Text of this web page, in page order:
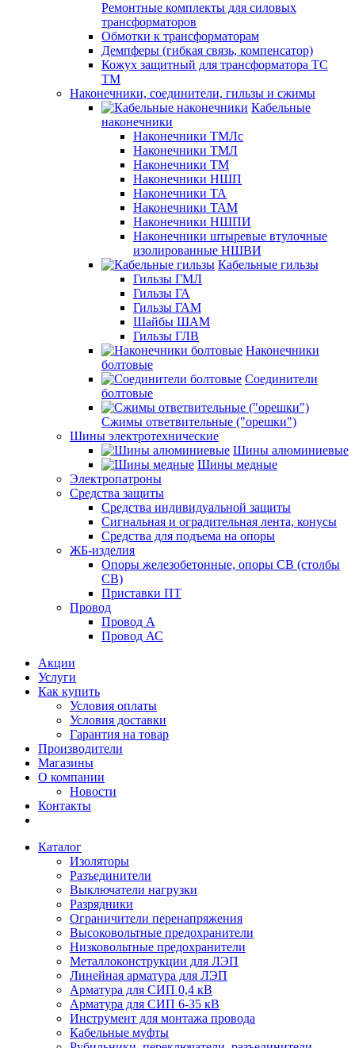
Ремонтные комплекты для силовых
трансформаторов
Обмотки к трансформаторам
Демпферы (гибкая связь, компенсатор)
Кожух защитный для трансформатора ТС
ТМ
Наконечники, соединители, гильзы и сжимы
Кабельные
наконечники
Наконечники ТМЛс
Наконечники ТМЛ
Наконечники ТМ
Наконечники НШП
Наконечники ТА
Наконечники ТАМ
Наконечники НШПИ
Наконечники штыревые втулочные
изолированные НШВИ
Кабельные гильзы
Гильзы ГМЛ
Гильзы ГА
Гильзы ГАМ
Шайбы ШАМ
Гильзы ГЛВ
Наконечники
болтовые
Соединители
болтовые
Сжимы ответвительные ("орешки")
Шины электротехнические
Шины алюминиевые
Шины медные
Электропатроны
Средства защиты
Средства индивидуальной защиты
Сигнальная и оградительная лента, конусы
Средства для подъема на опоры
ЖБ-изделия
Опоры железобетонные, опоры СВ (столбы
СВ)
Приставки ПТ
Провод
Провод А
Провод АС
Акции
Услуги
Как купить
Условия оплаты
Условия доставки
Гарантия на товар
Производители
Магазины
О компании
Новости
Контакты
Каталог
Изоляторы
Разъединители
Выключатели нагрузки
Разрядники
Ограничители перенапряжения
Высоковольтные предохранители
Низковольтные предохранители
Металлоконструкции для ЛЭП
Линейная арматура для ЛЭП
Арматура для СИП 0,4 кВ
Арматура для СИП 6-35 кВ
Инструмент для монтажа провода
Кабельные муфты